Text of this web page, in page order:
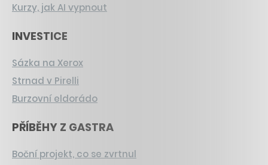
Kurzy, jak AI vypnout
INVESTICE
Sázka na Xerox
Strnad v Pirelli
Burzovní eldorádo
PŘÍBĚHY Z GASTRA
Boční projekt, co se zvrtnul